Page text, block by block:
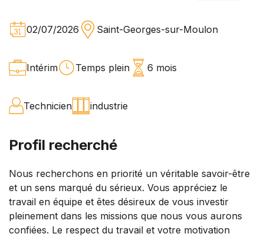
02/07/2026 Saint-Georges-sur-Moulon
Intérim Temps plein 6 mois
Technicien industrie
Profil recherché
Nous recherchons en priorité un véritable savoir-être
et un sens marqué du sérieux. Vous appréciez le
travail en équipe et êtes désireux de vous investir
pleinement dans les missions que nous vous aurons
confiées. Le respect du travail et votre motivation